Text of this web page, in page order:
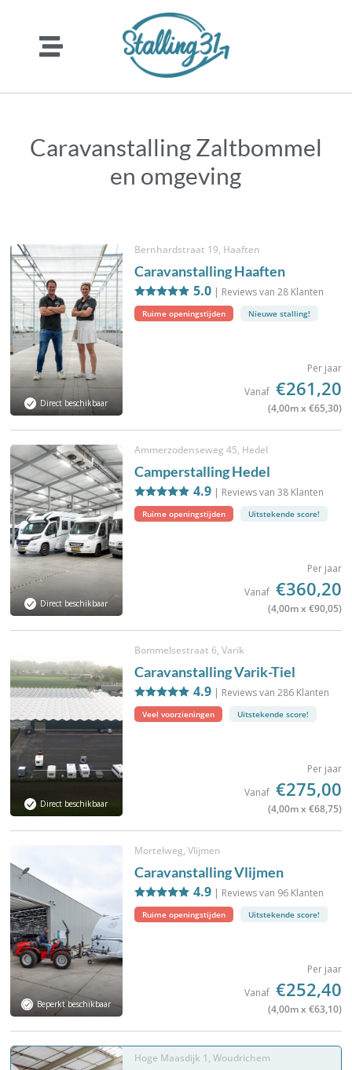
Caravanstalling Zaltbommel
en omgeving
Direct beschikbaar
Bernhardstraat 19, Haaften
Caravanstalling Haaften
5.0| Reviews van 28Klanten
Ruime openingstijden Nieuwe stalling!
Per jaar
Vanaf €261,20
(4,00m x €65,30)
Direct beschikbaar
Ammerzodenseweg 45, Hedel
Camperstalling Hedel
4.9| Reviews van 38Klanten
Ruime openingstijden Uitstekende score!
Per jaar
Vanaf €360,20
(4,00m x €90,05)
Direct beschikbaar
Bommelsestraat 6, Varik
Caravanstalling Varik-Tiel
4.9| Reviews van 286Klanten
Veel voorzieningen Uitstekende score!
Per jaar
Vanaf €275,00
(4,00m x €68,75)
Beperkt beschikbaar
Mortelweg, Vlijmen
Caravanstalling Vlijmen
4.9| Reviews van 96Klanten
Ruime openingstijden Uitstekende score!
Per jaar
Vanaf €252,40
(4,00m x €63,10)
Hoge Maasdijk 1, Woudrichem